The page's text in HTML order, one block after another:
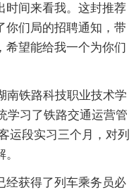
时间来看我。这封推荐
你们局的招聘通知，带
希望能给我一个为你们
南铁路科技职业技术学
学习了铁路交通运营管
运段实习三个月，对列
经获得了列车乘务员必